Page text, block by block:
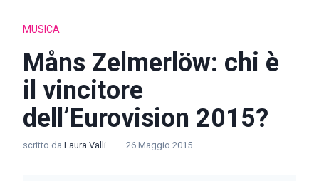
MUSICA
Måns Zelmerlöw: chi è
il vincitore
dell’Eurovision 2015?
scritto da Laura Valli 26 Maggio 2015